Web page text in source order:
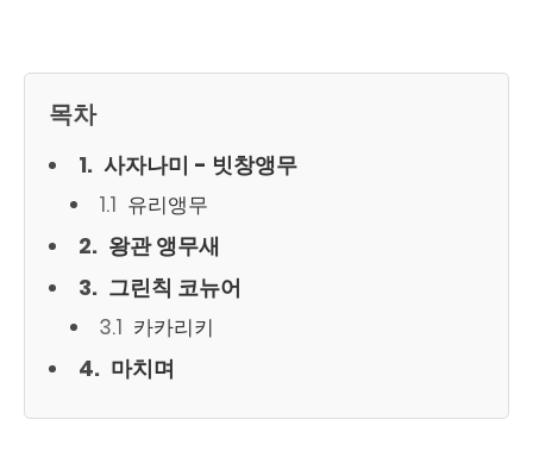
목차
사자나미 - 빗창앵무
유리앵무
왕관 앵무새
그린칙 코뉴어
카카리키
마치며